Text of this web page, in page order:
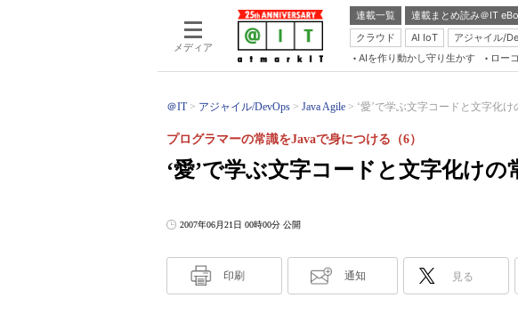
メディア
連載一覧 連載まとめ読み＠IT
クラウド
AI IoT アジャイル/
AIを作り動かし守り生かす ロー
＠IT アジャイル/DevOps Java Agile ‘愛’で学ぶ文字コードと文字化
‘愛’で学ぶ文字コードと文字化けの
プログラマーの常識をJavaで身につける（6）
2007年06月21日 00時00分 公開
印刷 通知 見る